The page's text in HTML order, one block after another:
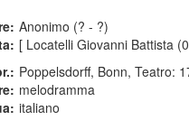
Anonimo (? - ?)
[ Locatelli Giovanni Battista
Poppelsdorff, Bonn, Teatro:
melodramma
italiano